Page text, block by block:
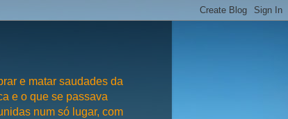
e matar saudades da
e o que se passava
num só lugar, com